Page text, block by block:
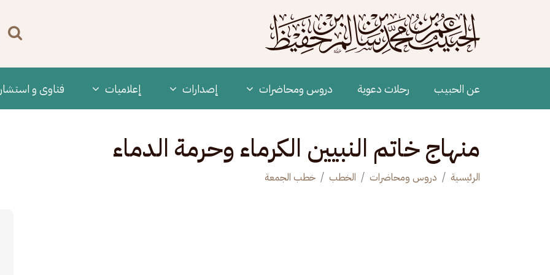
Main navigation
عن الحبيب رحلات دعوية دروس ومحاضرات ‫إصدارات إعلاميات فتاوى و
منهاج خاتم النبيين الكرماء وحرمة الدماء
الرئيسية دروس ومحاضرات الخطب خطب الجمعة